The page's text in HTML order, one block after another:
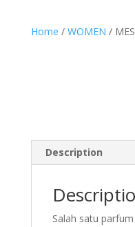
Home / WOMEN /
Description
Salah satu